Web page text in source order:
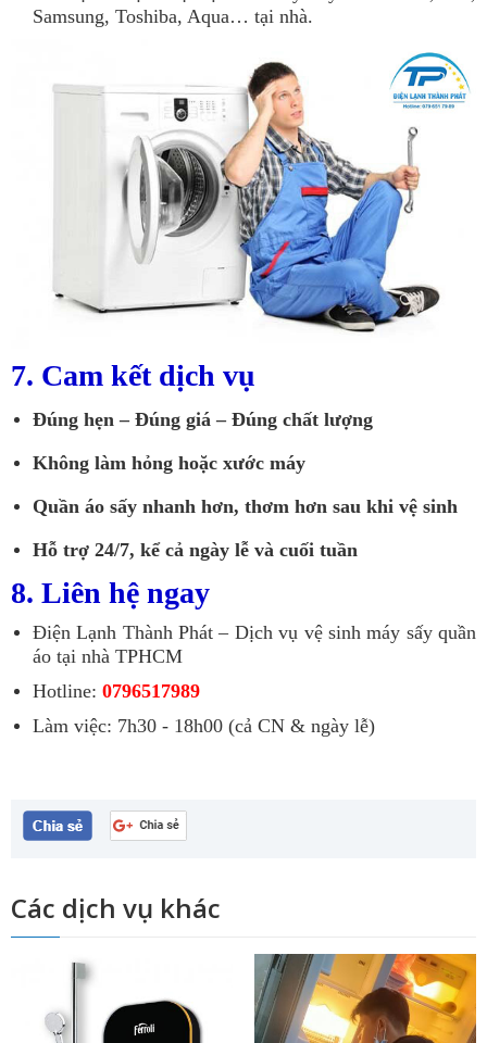
Samsung, Toshiba, Aqua… tại nhà.
7. Cam kết dịch vụ
Đúng hẹn – Đúng giá – Đúng chất lượng
Không làm hỏng hoặc xước máy
Quần áo sấy nhanh hơn, thơm hơn sau khi vệ sinh
Hỗ trợ 24/7, kể cả ngày lễ và cuối tuần
8. Liên hệ ngay
Điện Lạnh Thành Phát – Dịch vụ vệ sinh máy sấy quần
áo tại nhà TPHCM
Hotline: 0796517989
Làm việc: 7h30 - 18h00 (cả CN & ngày lễ)
Các dịch vụ khác